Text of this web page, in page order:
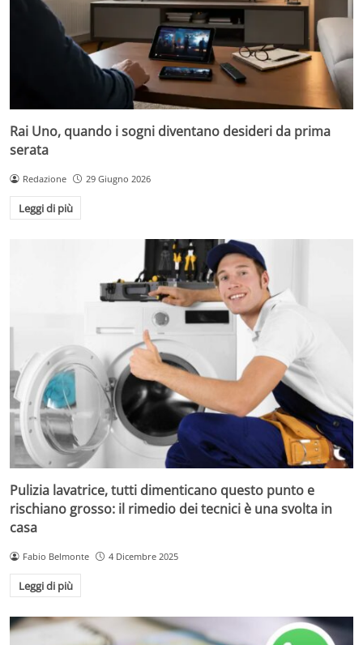
Rai Uno, quando i sogni diventano desideri da prima
serata
Redazione 29 Giugno 2026
Leggi di più
Pulizia lavatrice, tutti dimenticano questo punto e
rischiano grosso: il rimedio dei tecnici è una svolta in
casa
Fabio Belmonte 4 Dicembre 2025
Leggi di più